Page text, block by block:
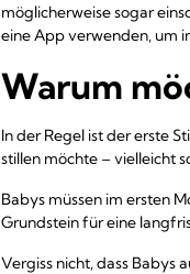
möglicherweise sogar
eine App verwenden, um
Warum
In der Regel ist der erste
stillen möchte – vielleicht
Babys müssen im ersten
Grundstein für eine
Vergiss nicht, dass Babys